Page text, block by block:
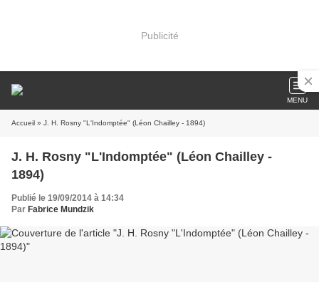
Publicité
MENU
Accueil » J. H. Rosny "L'Indomptée" (Léon Chailley - 1894)
J. H. Rosny "L'Indomptée" (Léon Chailley -
1894)
Publié le 19/09/2014 à 14:34
Par Fabrice Mundzik